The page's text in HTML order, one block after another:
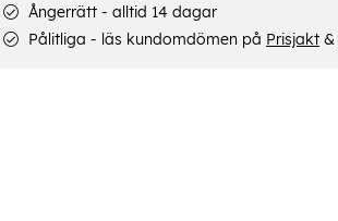
Ångerrätt - alltid 14 dagar
Pålitliga - läs kundomdömen på Prisjakt&